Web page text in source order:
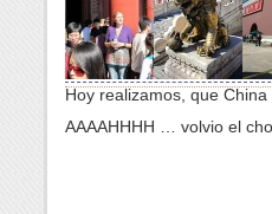
Hoy realizamos, que
AAAAHHHH … volvio el